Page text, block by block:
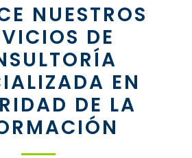
NUESTROS
DE
EN
DE LA